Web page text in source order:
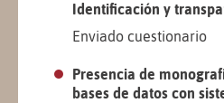
Identificación y
Enviado cuestionario
Presencia de
bases de datos con